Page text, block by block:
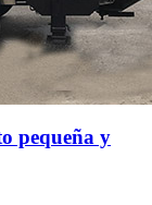
pequeña y